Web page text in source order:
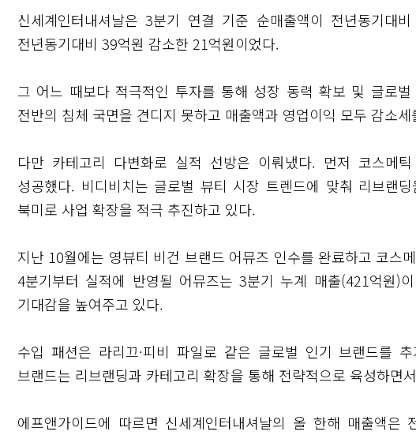
신세계인터내셔날은 3분기 연결 기준 순매출액이 전년동기대
전년동기대비 39억원 감소한 21억원이었다.
그 어느 때보다 적극적인 투자를 통해 성장 동력 확보 및 글로
전반의 침체 국면을 견디지 못하고 매출액과 영업이익 모두 감소
다만 카테고리 다변화로 실적 선방은 이뤄냈다. 먼저 코스메
성공했다. 비디비치는 글로벌 뷰티 시장 트렌드에 맞춰 리브랜
북미로 사업 확장을 적극 추진하고 있다.
지난 10월에는 영뷰티 비건 브랜드 어뮤즈 인수를 완료하고 코스
4분기부터 실적에 반영될 어뮤즈는 3분기 누계 매출(421억원)
기대감을 높여주고 있다.
수입 패션은 라리끄·피비 파일로 같은 글로벌 인기 브랜드를
브랜드는 리브랜딩과 카테고리 확장을 통해 전략적으로 육성하면
에프앤가이드에 따르면 신세계인터내셔날의 올 한해 매출액